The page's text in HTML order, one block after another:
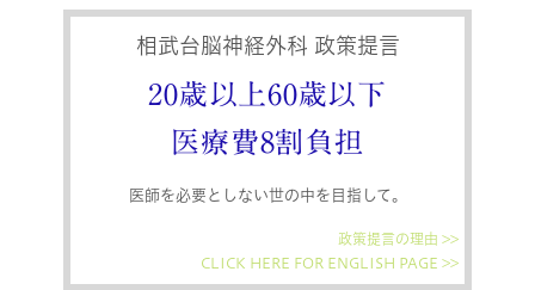
相武台脳神経外科 政策提言
20歳以上60歳以下
医療費8割負担
医師を必要としない世の中を目指して。
政策提言の理由 >>
CLICK HERE FOR ENGLISH PAGE >>